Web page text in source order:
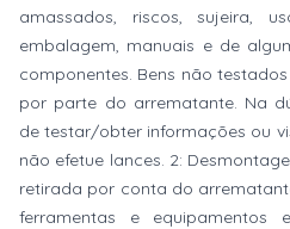
amassados, riscos, sujeira,
embalagem, manuais e de
componentes. Bens não
por parte do arrematante. Na
de testar/obter informações ou
não efetue lances. 2:
retirada por conta do
ferramentas e equipamentos